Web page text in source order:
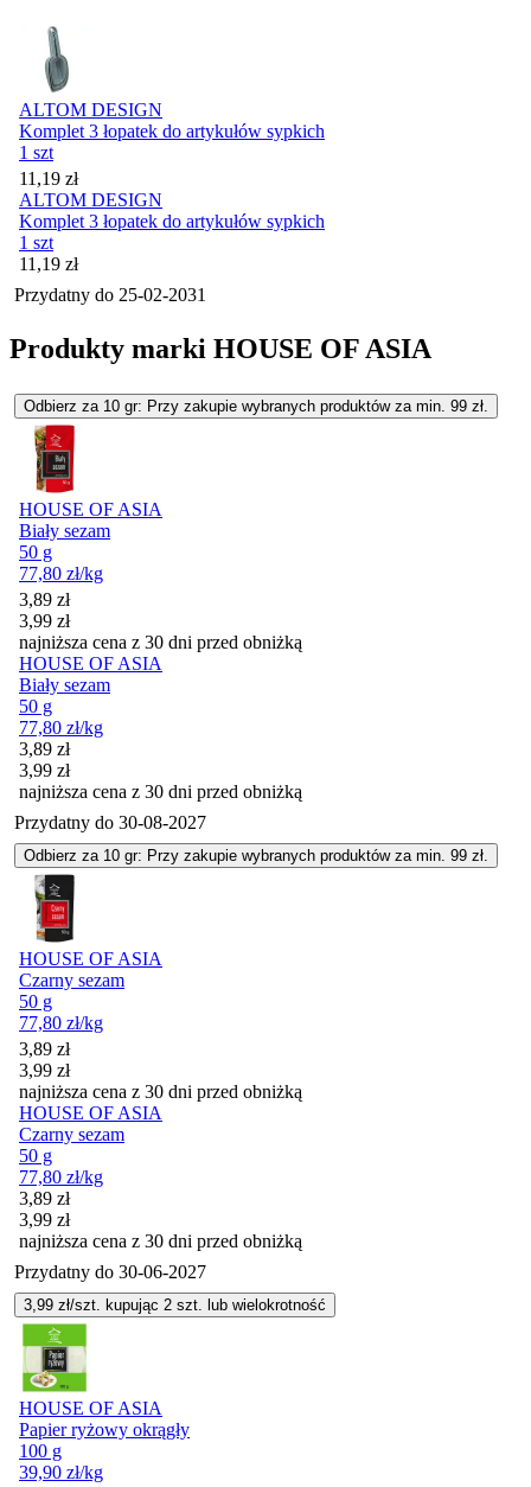
ALTOM DESIGN
Komplet 3 łopatek do artykułów sypkich
1 szt
Cena
11,19 zł
ALTOM DESIGN
Komplet 3 łopatek do artykułów sypkich
1 szt
Cena
11,19 zł
Przydatny do 25-02-2031
Produkty marki HOUSE OF ASIA
Odbierz za 10 gr: Przy zakupie wybranych produktów za min. 99 zł.
HOUSE OF ASIA
Biały sezam
50 g
77,80 zł/kg
Cena promocyjna
3,89 zł
3,99 zł
najniższa cena z 30 dni przed obniżką
HOUSE OF ASIA
Biały sezam
50 g
77,80 zł/kg
Cena promocyjna
3,89 zł
3,99 zł
najniższa cena z 30 dni przed obniżką
Przydatny do 30-08-2027
Odbierz za 10 gr: Przy zakupie wybranych produktów za min. 99 zł.
HOUSE OF ASIA
Czarny sezam
50 g
77,80 zł/kg
Cena promocyjna
3,89 zł
3,99 zł
najniższa cena z 30 dni przed obniżką
HOUSE OF ASIA
Czarny sezam
50 g
77,80 zł/kg
Cena promocyjna
3,89 zł
3,99 zł
najniższa cena z 30 dni przed obniżką
Przydatny do 30-06-2027
3,99 zł/szt. kupując 2 szt. lub wielokrotność
HOUSE OF ASIA
Papier ryżowy okrągły
100 g
39,90 zł/kg